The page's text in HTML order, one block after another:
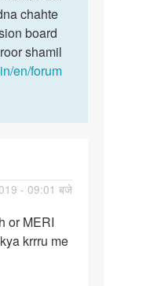
chahte
board
shamil
en/forum
- 09:01 बजे
or MERI
krrru me